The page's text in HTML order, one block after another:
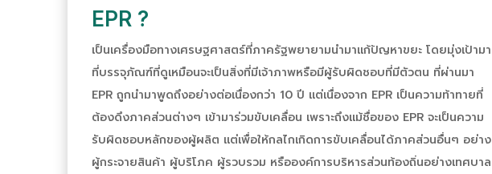
EPR ?
เป็นเครื่องมือทางเศรษฐศาสตร์ที่ภาครัฐพยายามนำมาแก้ปัญหาขยะ โดยมุ่งเป้ามา
ที่บรรจุภัณฑ์ที่ดูเหมือนจะเป็นสิ่งที่มีเจ้าภาพหรือมีผู้รับผิดชอบที่มีตัวตน ที่ผ่านมา
EPR ถูกนำมาพูดถึงอย่างต่อเนื่องกว่า 10 ปี แต่เนื่องจาก EPR เป็นความท้าทายที่
ต้องดึงภาคส่วนต่างๆ เข้ามาร่วมขับเคลื่อน เพราะถึงแม้ชื่อของ EPR จะเป็นความ
รับผิดชอบหลักของผู้ผลิต แต่เพื่อให้กลไกเกิดการขับเคลื่อนได้ภาคส่วนอื่นๆ อย่าง
ผู้กระจายสินค้า ผู้บริโภค ผู้รวบรวม หรือองค์การบริหารส่วนท้องถิ่นอย่างเทศบาล